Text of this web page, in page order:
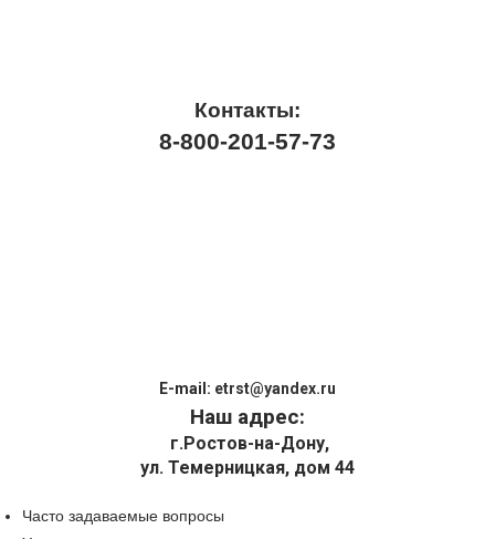
Контакты:
8-800-201-57-73
E-mail: etrst@yandex.ru
Наш адрес:
г.Ростов-на-Дону,
ул. Темерницкая, дом 44
Часто задаваемые вопросы